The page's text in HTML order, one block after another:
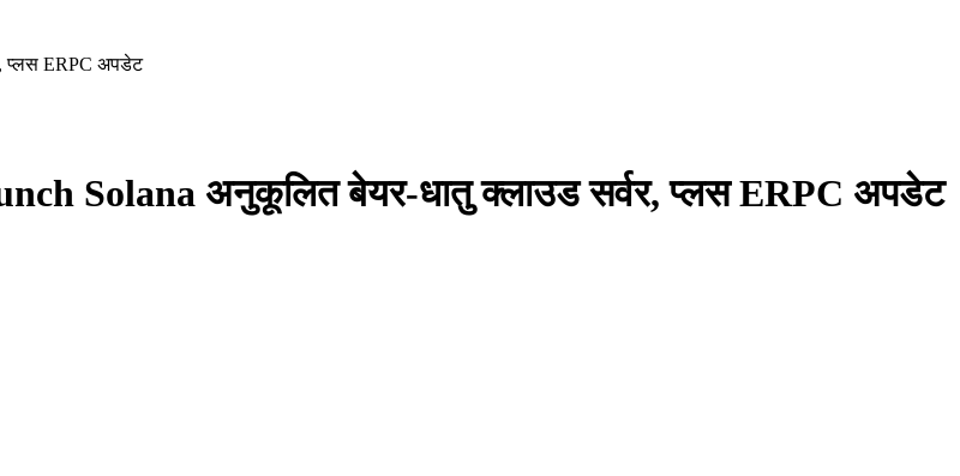
प्लस ERPC अपडेट
Solana अनुकूलित बेयर-धातु क्लाउड सर्वर, प्लस ERPC अपडेट